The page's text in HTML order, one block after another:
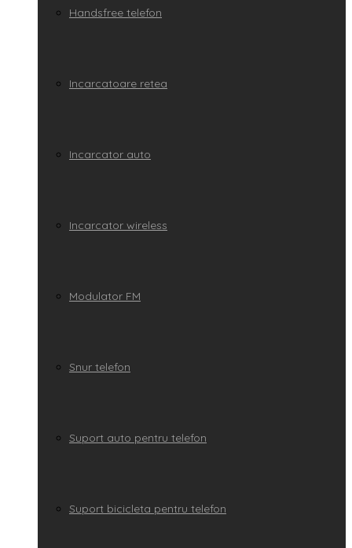
Handsfree telefon
Incarcatoare retea
Incarcator auto
Incarcator wireless
Modulator FM
Snur telefon
Suport auto pentru telefon
Suport bicicleta pentru telefon